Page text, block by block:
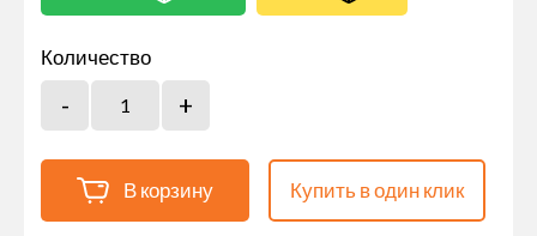
Количество
В корзину Купить в один клик